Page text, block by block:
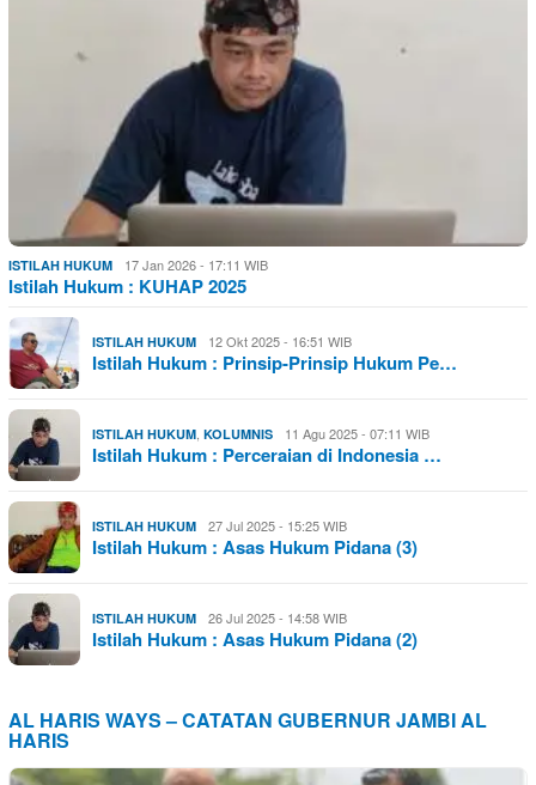
ISTILAH HUKUM 17 Jan 2026 - 17:11 WIB
Istilah Hukum : KUHAP 2025
ISTILAH HUKUM 12 Okt 2025 - 16:51 WIB
Istilah Hukum : Prinsip-Prinsip Hukum Pe…
ISTILAH HUKUM, KOLUMNIS 11 Agu 2025 - 07:11 WIB
Istilah Hukum : Perceraian di Indonesia …
ISTILAH HUKUM 27 Jul 2025 - 15:25 WIB
Istilah Hukum : Asas Hukum Pidana (3)
ISTILAH HUKUM 26 Jul 2025 - 14:58 WIB
Istilah Hukum : Asas Hukum Pidana (2)
AL HARIS WAYS – CATATAN GUBERNUR JAMBI AL
HARIS